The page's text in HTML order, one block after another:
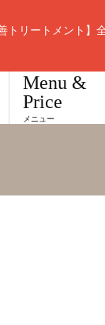
リートメント】
Menu &
Price
メニュー